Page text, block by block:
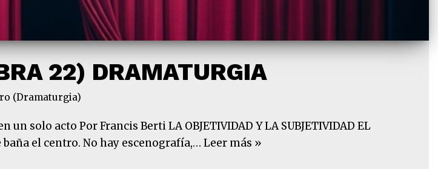
22) DRAMATURGIA
(Dramaturgia)
un solo acto Por Francis Berti LA OBJETIVIDAD Y LA SUBJETIVIDAD EL
el centro. No hay escenografía,… Leer más »